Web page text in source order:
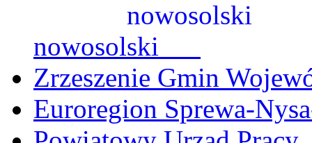
nowosolski
Zrzeszenie Gmin
Euroregion Sprewa-